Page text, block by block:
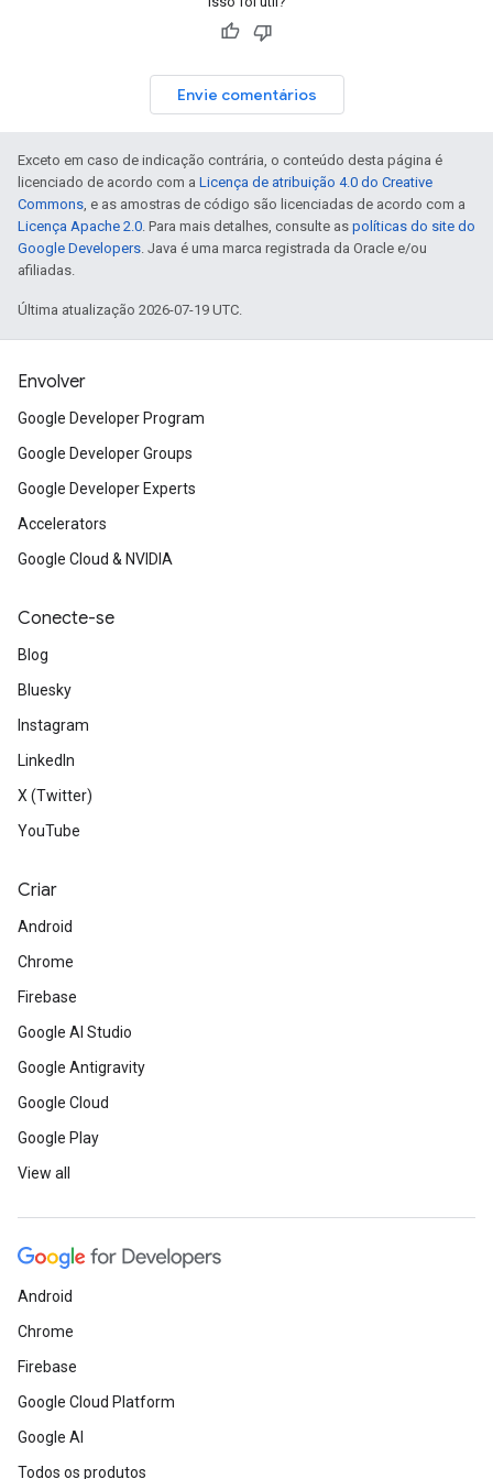
Envie comentários
Exceto em caso de indicação contrária, o conteúdo desta página é
licenciado de acordo com a Licença de atribuição 4.0 do Creative
Commons, e as amostras de código são licenciadas de acordo com a
Licença Apache 2.0. Para mais detalhes, consulte as políticas do site do
Google Developers. Java é uma marca registrada da Oracle e/ou
afiliadas.
Última atualização 2026-07-19 UTC.
Envolver
Google Developer Program
Google Developer Groups
Google Developer Experts
Accelerators
Google Cloud & NVIDIA
Conecte-se
Blog
Bluesky
Instagram
LinkedIn
X (Twitter)
YouTube
Criar
Android
Chrome
Firebase
Google AI Studio
Google Antigravity
Google Cloud
Google Play
View all
Android
Chrome
Firebase
Google Cloud Platform
Google AI
Todos os produtos